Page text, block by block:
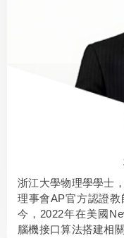
浙江大學物理學學士
理事會AP官方認證
今，2022年在美國
腦機接口算法搭建相關